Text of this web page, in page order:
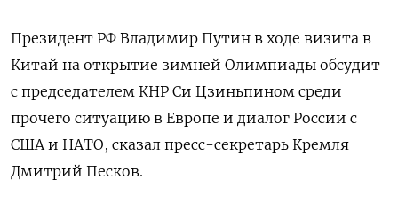
Президент РФ Владимир Путин в ходе визита в
Китай на открытие зимней Олимпиады обсудит
с председателем КНР Си Цзиньпином среди
прочего ситуацию в Европе и диалог России с
США и НАТО, сказал пресс-секретарь Кремля
Дмитрий Песков.